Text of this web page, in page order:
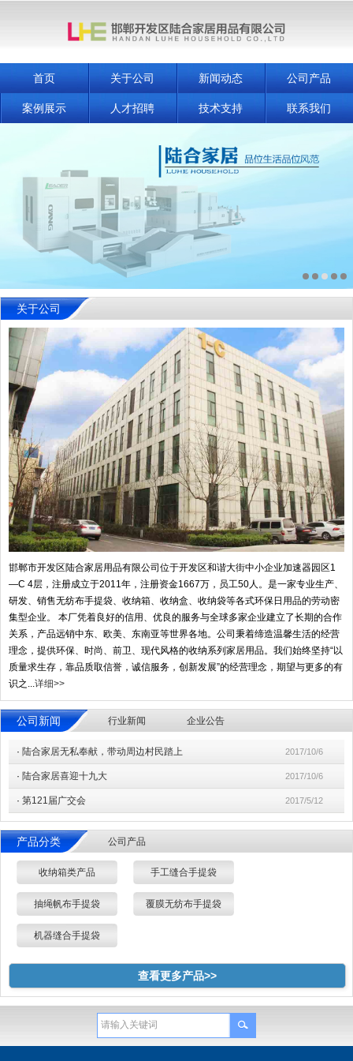
首页 关于公司 新闻动态 公司产品
案例展示 人才招聘 技术支持 联系我们
关于公司
邯郸市开发区陆合家居用品有限公司位于开发区和谐大街中小企业加速器园区1
—C 4层，注册成立于2011年，注册资金1667万，员工50人。是一家专业生产、
研发、销售无纺布手提袋、收纳箱、收纳盒、收纳袋等各式环保日用品的劳动密
集型企业。 本厂凭着良好的信用、优良的服务与全球多家企业建立了长期的合作
关系，产品远销中东、欧美、东南亚等世界各地。公司秉着缔造温馨生活的经营
理念，提供环保、时尚、前卫、现代风格的收纳系列家居用品。我们始终坚持“以
质量求生存，靠品质取信誉，诚信服务，创新发展”的经营理念，期望与更多的有
识之...详细>>
公司新闻 行业新闻 企业公告
· 陆合家居无私奉献，带动周边村民踏上 2017/10/6
· 陆合家居喜迎十九大 2017/10/6
· 第121届广交会 2017/5/12
产品分类 公司产品
收纳箱类产品 手工缝合手提袋
抽绳帆布手提袋 覆膜无纺布手提袋
机器缝合手提袋
查看更多产品>>